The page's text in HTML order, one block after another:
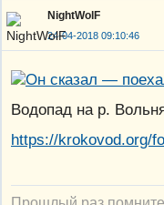
NightWolF
24-04-2018 09:10:46
Водопад на р.
https://krokovod.org/